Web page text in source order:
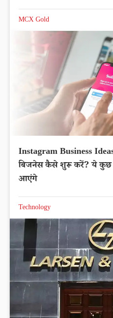
MCX Gold
Instagram Business
बिजनेस कैसे शुरू करें? ये कुछ
आएंगे
Technology